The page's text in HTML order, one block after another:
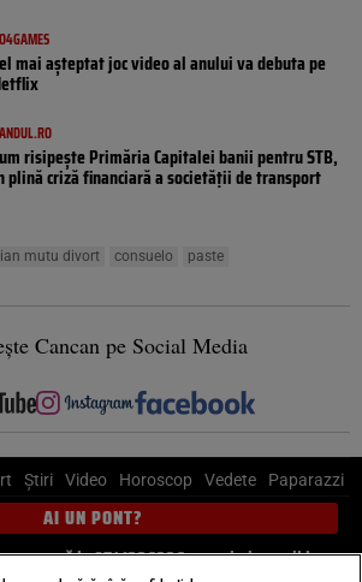
mai așteptat joc video al anului va debuta pe
risipește Primăria Capitalei banii pentru STB,
plină criză financiară a societății de transport
mutu divort consuelo paste
Cancan pe Social Media
Știri Video Horoscop Vedete Paparazzi
AI UN PONT?
, sună la 0741226226 sau trimite mail la